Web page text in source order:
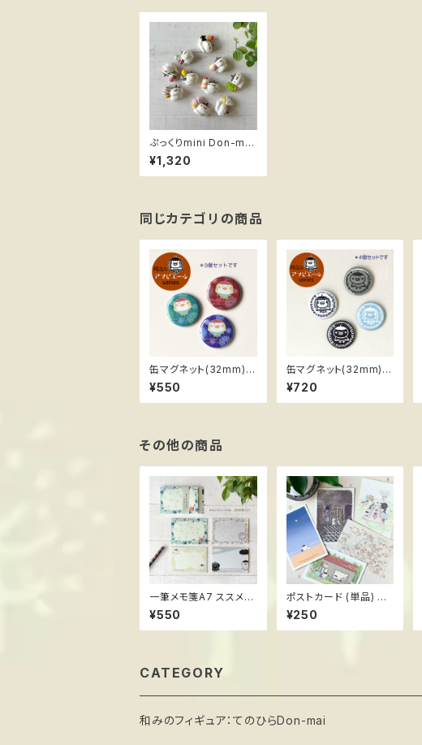
ぷっくりmini Don-mai
ブローチ・ピンバッジ・マ
グネット ススメ隊長
¥1,320
同じカテゴリの商品
缶マグネット(32mm) 3
個set ススメ隊長＊陽
気なアマビエール
¥550
缶マグネット(32mm) 4
個set ススメ隊長＊陽
気なアマビエール
¥720
その他の商品
一筆メモ箋A7 ススメ隊
長 ＊桔梗
¥550
ポストカード (単品) ス
スメ隊長
¥250
CATEGORY
和みのフィギュア：てのひらDon-mai